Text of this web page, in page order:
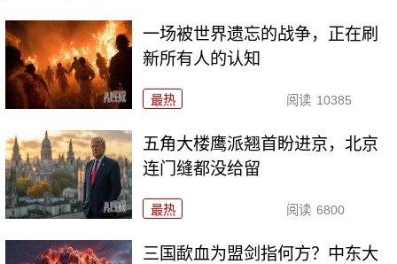
一场被世界遗忘的战争，正在刷
新所有人的认知
最热 阅读 10385
五角大楼鹰派翘首盼进京，北京
连门缝都没给留
最热 阅读 6800
三国歃血为盟剑指何方？中东大